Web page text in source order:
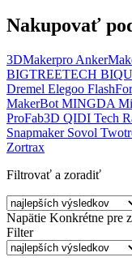
Nakupovať
3DMakerpro
BIGTREETECH BIQU
Dremel Elegoo
MakerBot MINGDA
ProFab3D QIDI Tech
Snapmaker Sovol
Zortrax
Filtrovať a zoradiť
Napätie Konkrétne pre
Filter